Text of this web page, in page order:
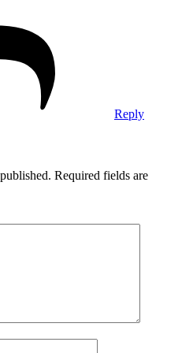
Reply
Required fields are